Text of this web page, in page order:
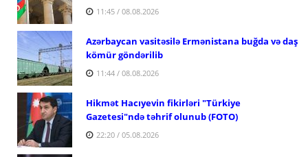
11:45 / 08.08.2026
Azərbaycan vasitəsilə Ermənistana buğda və daş
kömür göndərilib
11:44 / 08.08.2026
Hikmət Hacıyevin fikirləri "Türkiye
Gazetesi"ndə təhrif olunub (FOTO)
22:20 / 05.08.2026